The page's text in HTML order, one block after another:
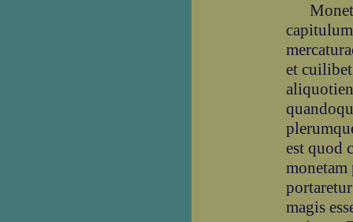
et
est quod
monetam
magis